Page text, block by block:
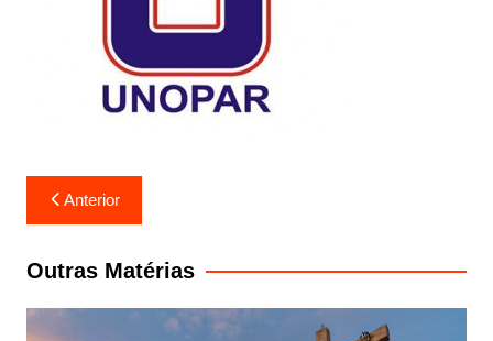
Navegação
de
Post
Anterior
Outras Matérias